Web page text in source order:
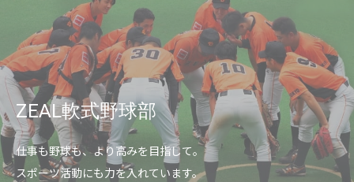
ZEAL軟式野球部
仕事も野球も、より高みを目指して。
スポーツ活動にも力を入れています。